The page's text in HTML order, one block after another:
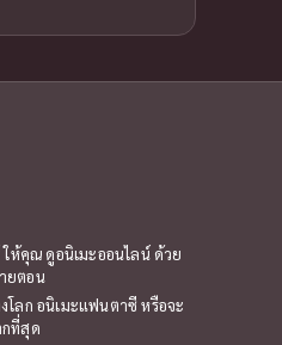
(1)
อร์)
1985
1983
ห้คุณ ดูอนิเมะออนไลน์ ด้วย
ยตอน
ลก อนิเมะแฟนตาซี หรือจะ
กที่สุด